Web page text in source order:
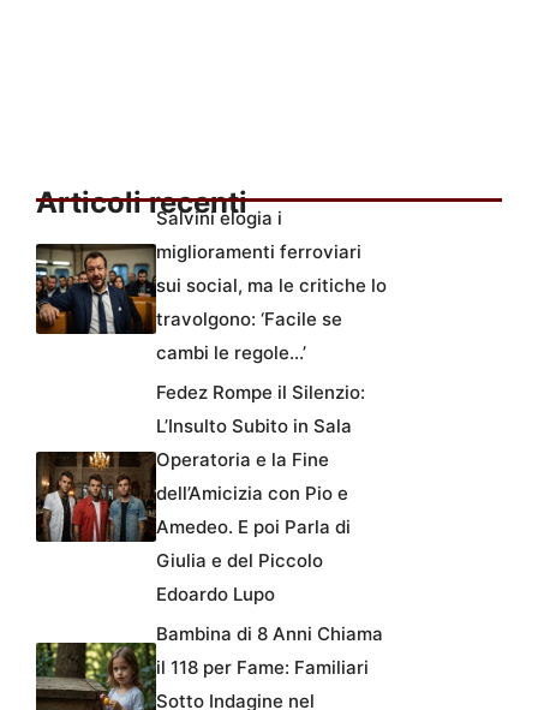
Articoli recenti
Salvini elogia i
miglioramenti ferroviari
sui social, ma le critiche lo
travolgono: ‘Facile se
cambi le regole…’
Fedez Rompe il Silenzio:
L’Insulto Subito in Sala
Operatoria e la Fine
dell’Amicizia con Pio e
Amedeo. E poi Parla di
Giulia e del Piccolo
Edoardo Lupo
Bambina di 8 Anni Chiama
il 118 per Fame: Familiari
Sotto Indagine nel